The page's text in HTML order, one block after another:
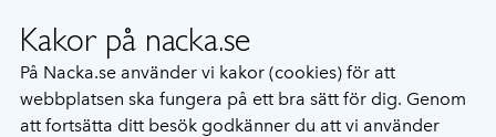
Kakor på nacka.se
På Nacka.se använder vi kakor (cookies) för att
webbplatsen ska fungera på ett bra sätt för dig. Genom
att fortsätta ditt besök godkänner du att vi använder